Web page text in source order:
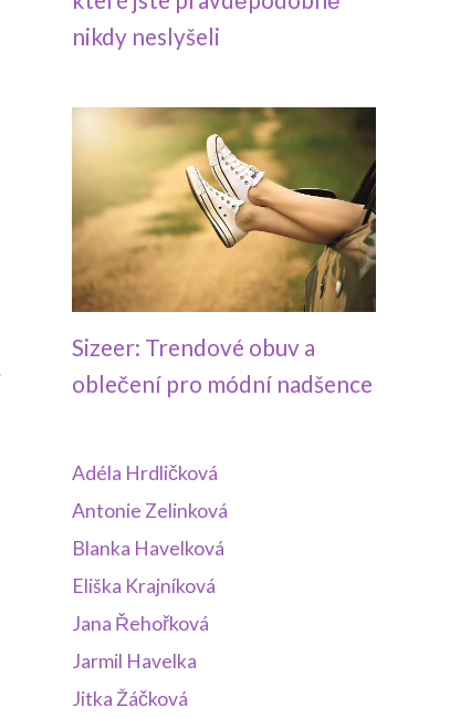
nikdy neslyšeli
Sizeer: Trendové obuv a
oblečení pro módní nadšence
Adéla Hrdličková
Antonie Zelinková
Blanka Havelková
Eliška Krajníková
Jana Řehořková
Jarmil Havelka
Jitka Žáčková